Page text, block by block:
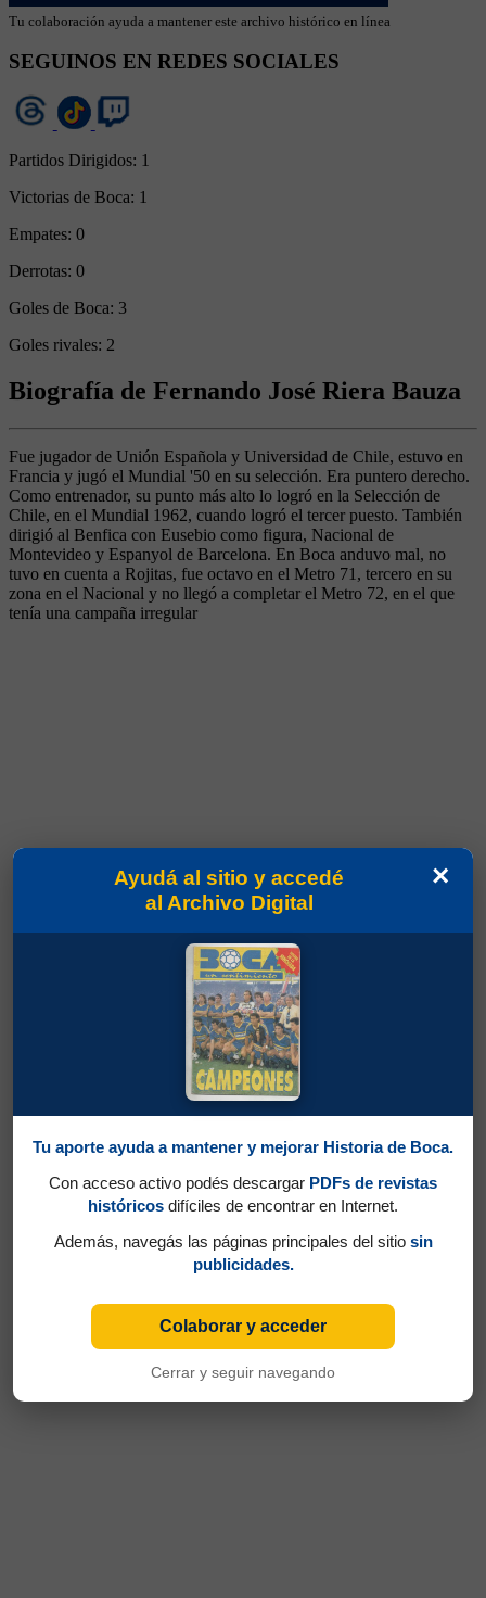
Tu colaboración ayuda a mantener este archivo histórico en línea
SEGUINOS EN REDES SOCIALES
Partidos Dirigidos: 1
Victorias de Boca: 1
Empates: 0
Derrotas: 0
Goles de Boca: 3
Goles rivales: 2
Biografía de Fernando José Riera Bauza
Fue jugador de Unión Española y Universidad de Chile, estuvo en
Francia y jugó el Mundial '50 en su selección. Era puntero derecho.
Como entrenador, su punto más alto lo logró en la Selección de
Chile, en el Mundial 1962, cuando logró el tercer puesto. También
dirigió al Benfica con Eusebio como figura, Nacional de
Montevideo y Espanyol de Barcelona. En Boca anduvo mal, no
tuvo en cuenta a Rojitas, fue octavo en el Metro 71, tercero en su
zona en el Nacional y no llegó a completar el Metro 72, en el que
tenía una campaña irregular
×
Ayudá al sitio y accedé
al Archivo Digital
Tu aporte ayuda a mantener y mejorar Historia de Boca.
Con acceso activo podés descargar PDFs de revistas
históricos difíciles de encontrar en Internet.
Además, navegás las páginas principales del sitio sin
publicidades.
Colaborar y acceder
Cerrar y seguir navegando